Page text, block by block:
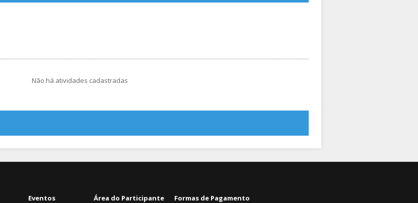
Não há atividades cadastradas
Eventos Área do Participante Formas de Pagamento